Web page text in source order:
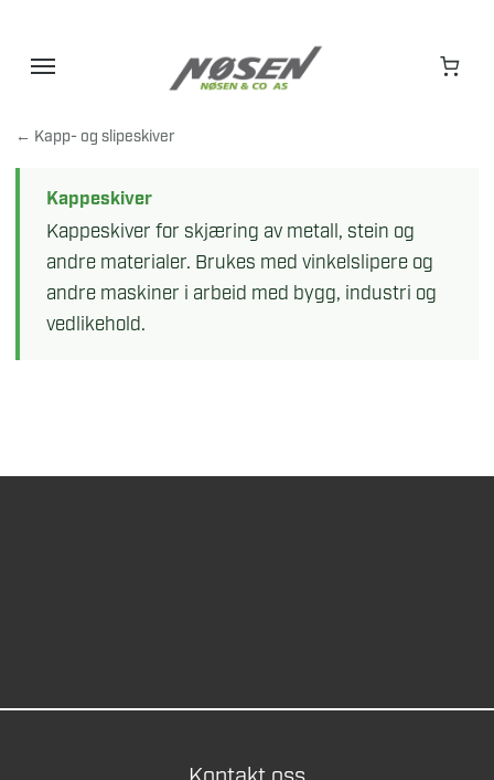
← Kapp- og slipeskiver
Kappeskiver
Kappeskiver for skjæring av metall, stein og
andre materialer. Brukes med vinkelslipere og
andre maskiner i arbeid med bygg, industri og
vedlikehold.